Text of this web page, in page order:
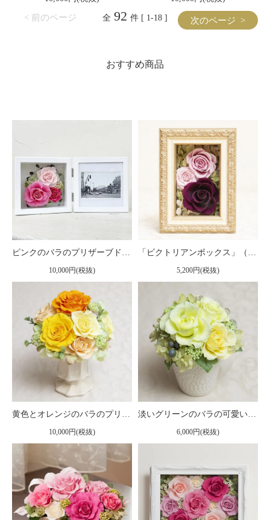
< 前のページ 次のページ >
全 92 件 [ 1-18 ]
おすすめ商品
ピンクのバラのプリザーブドフラワーの写真立て（フォトフレーム） L（ピンク） ※ギフトタイプ2
10,000円(税抜)
「ビクトリアンボックス」（小）プリザーブドフラワー フレームアレンジメント ピンク
5,200円(税抜)
黄色とオレンジのバラのプリザーブドフラワーアレンジ 「ルーチェ」
10,000円(税抜)
淡いグリーンのバラの可愛いプリザーブドフラワーアレンジ 「メルレット」
6,000円(税抜)